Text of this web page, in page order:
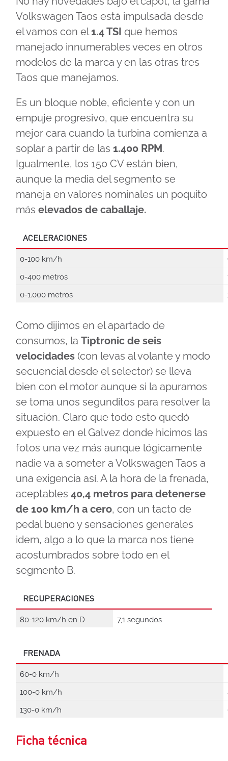
Volkswagen Taos está impulsada desde
el vamos con el 1.4 TSI que hemos
manejado innumerables veces en otros
modelos de la marca y en las otras tres
Taos que manejamos.
Es un bloque noble, eficiente y con un
empuje progresivo, que encuentra su
mejor cara cuando la turbina comienza a
soplar a partir de las 1.400 RPM.
Igualmente, los 150 CV están bien,
aunque la media del segmento se
maneja en valores nominales un poquito
más elevados de caballaje.
ACELERACIONES
0-100 km/h
0-400 metros
0-1.000 metros
Como dijimos en el apartado de
consumos, la Tiptronic de seis
velocidades (con levas al volante y modo
secuencial desde el selector) se lleva
bien con el motor aunque si la apuramos
se toma unos segunditos para resolver la
situación. Claro que todo esto quedó
expuesto en el Galvez donde hicimos las
fotos una vez más aunque lógicamente
nadie va a someter a Volkswagen Taos a
una exigencia así. A la hora de la frenada,
aceptables 40,4 metros para detenerse
de 100 km/h a cero, con un tacto de
pedal bueno y sensaciones generales
idem, algo a lo que la marca nos tiene
acostumbrados sobre todo en el
segmento B.
RECUPERACIONES
80-120 km/h en D 7,1 segundos
FRENADA
60-0 km/h
100-0 km/h
130-0 km/h
Ficha técnica